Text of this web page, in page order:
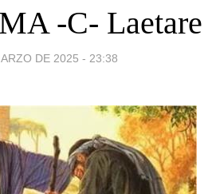
-C- Laetare
DE 2025 - 23:38